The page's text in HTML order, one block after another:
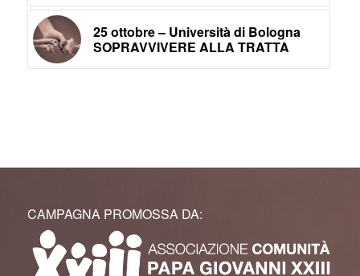
25 ottobre – Università di Bologna
SOPRAVVIVERE ALLA TRATTA
CAMPAGNA PROMOSSA DA: